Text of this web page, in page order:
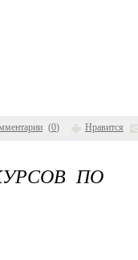
(0) Нравится
ПО